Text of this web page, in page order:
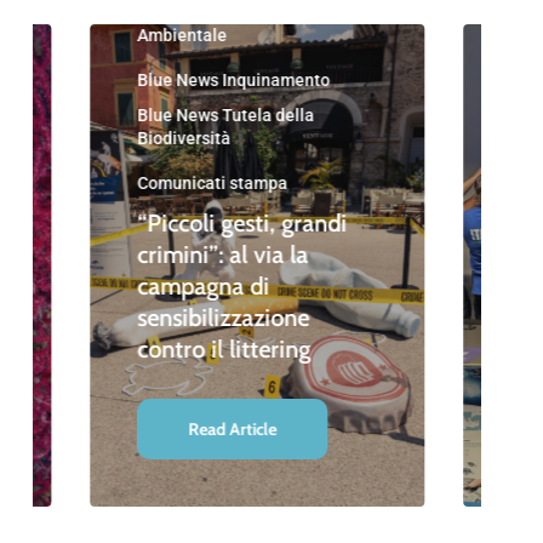
Ambientale
Blue News Inquinamento
Blue News Tutela della
Biodiversità
Comunicati stampa
“Piccoli gesti, grandi
crimini”: al via la
campagna di
sensibilizzazione
contro il littering
Read Article